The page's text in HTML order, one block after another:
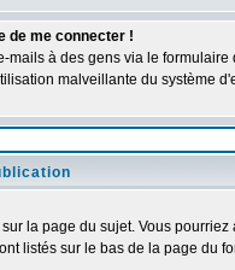
de me connecter !
à des gens via le
malveillante du système
la page du sujet. Vous
listés sur le bas de la page du